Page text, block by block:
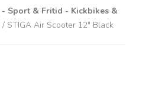
Sport & Fritid - Kickbikes &
/ STIGA Air Scooter 12" Black